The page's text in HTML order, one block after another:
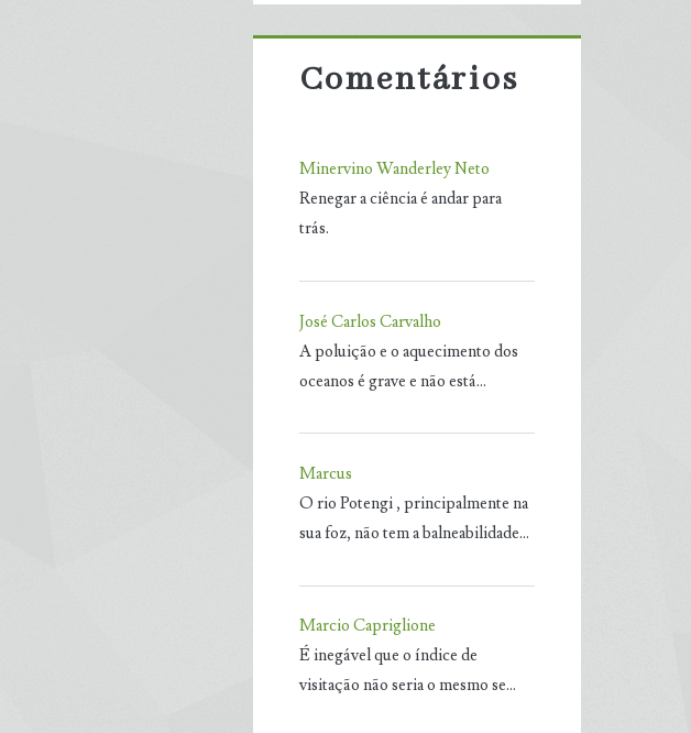
Comentários
Minervino Wanderley Neto
Renegar a ciência é andar para
trás.
José Carlos Carvalho
A poluição e o aquecimento dos
oceanos é grave e não está…
Marcus
O rio Potengi , principalmente na
sua foz, não tem a balneabilidade…
Marcio Capriglione
É inegável que o índice de
visitação não seria o mesmo se…